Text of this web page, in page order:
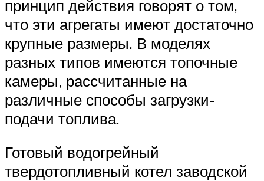
принцип действия говорят о том,
что эти агрегаты имеют достаточно
крупные размеры. В моделях
разных типов имеются топочные
камеры, рассчитанные на
различные способы загрузки-
подачи топлива.
Готовый водогрейный
твердотопливный котел заводской